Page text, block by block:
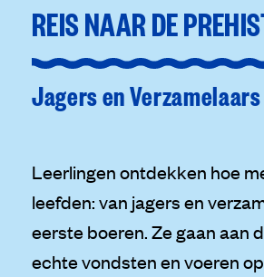
REIS NAAR DE
Jagers en Verzamelaars
Leerlingen ontdekken hoe
leefden: van jagers en
eerste boeren. Ze gaan aan
echte vondsten en voeren